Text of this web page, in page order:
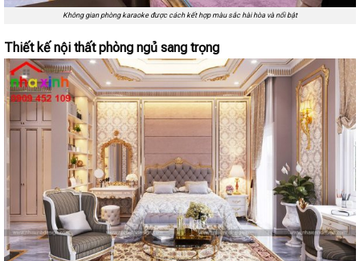
Không gian phòng karaoke được cách kết hợp màu sắc hài hòa và nổi bật
Thiết kế nội thất phòng ngủ sang trọng